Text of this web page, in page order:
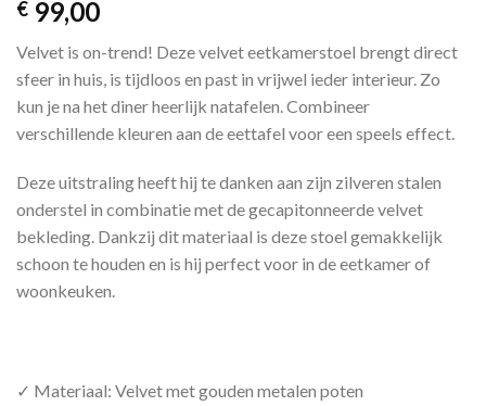
€ 99,00
Velvet is on-trend! Deze velvet eetkamerstoel brengt direct
sfeer in huis, is tijdloos en past in vrijwel ieder interieur. Zo
kun je na het diner heerlijk natafelen. Combineer
verschillende kleuren aan de eettafel voor een speels effect.
Deze uitstraling heeft hij te danken aan zijn zilveren stalen
onderstel in combinatie met de gecapitonneerde velvet
bekleding. Dankzij dit materiaal is deze stoel gemakkelijk
schoon te houden en is hij perfect voor in de eetkamer of
woonkeuken.
✓ Materiaal: Velvet met gouden metalen poten